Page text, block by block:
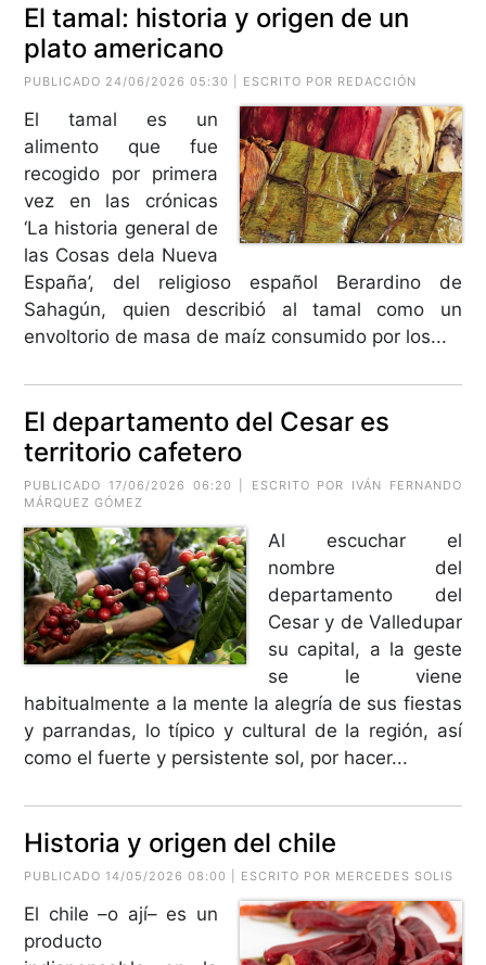
El tamal: historia y origen de un
plato americano
PUBLICADO 24/06/2026 05:30 | ESCRITO POR REDACCIÓN
El tamal es un
alimento que fue
recogido por primera
vez en las crónicas
‘La historia general de
las Cosas dela Nueva
España’, del religioso español Berardino de
Sahagún, quien describió al tamal como un
envoltorio de masa de maíz consumido por los...
El departamento del Cesar es
territorio cafetero
PUBLICADO 17/06/2026 06:20 | ESCRITO POR IVÁN FERNANDO
MÁRQUEZ GÓMEZ
Al escuchar el
nombre del
departamento del
Cesar y de Valledupar
su capital, a la geste
se le viene
habitualmente a la mente la alegría de sus fiestas
y parrandas, lo típico y cultural de la región, así
como el fuerte y persistente sol, por hacer...
Historia y origen del chile
PUBLICADO 14/05/2026 08:00 | ESCRITO POR MERCEDES SOLIS
El chile –o ají– es un
producto